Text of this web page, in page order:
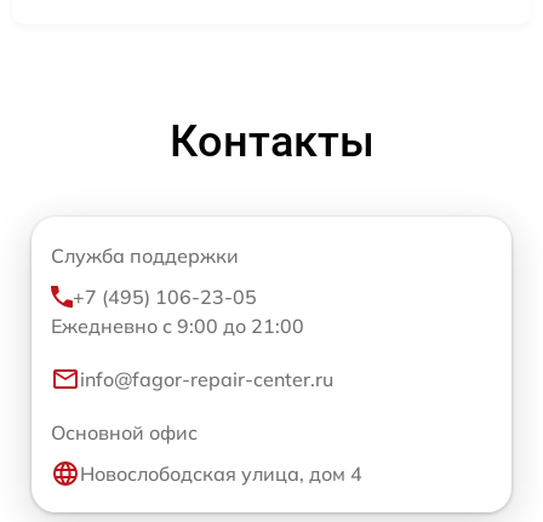
Контакты
Служба поддержки
+7 (495) 106-23-05
Ежедневно с 9:00 до 21:00
info@fagor-repair-center.ru
Основной офис
Новослободская улица, дом 4